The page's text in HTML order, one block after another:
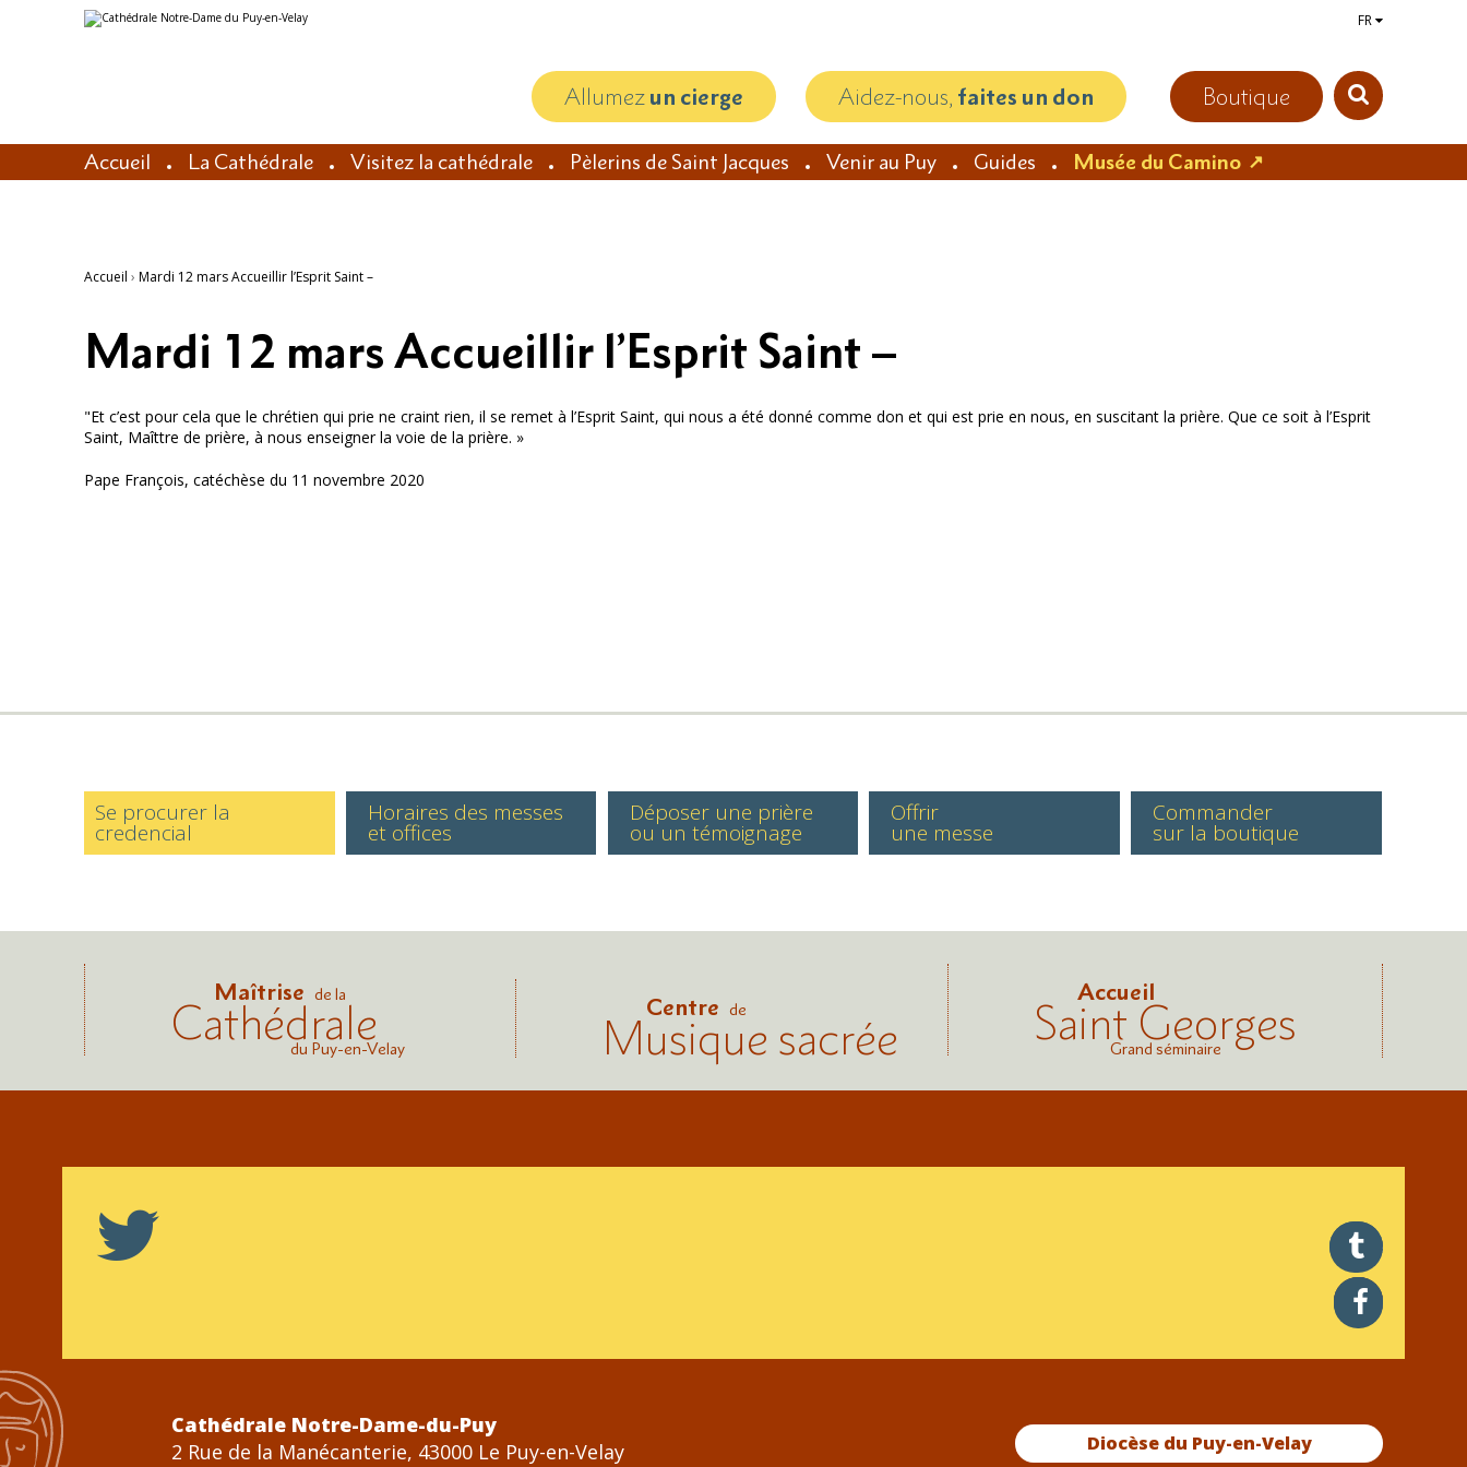
Aller
au
Outils
personnels
FR
Boutique
Allumezun cierge Aidez-nous, faites un don
Accueil La Cathédrale Visitez la cathédrale Pèlerins de Saint Jacques Venir au Puy Guides Musée du Camino
Accueil › Mardi 12 mars Accueillir l’Esprit Saint –
Mardi 12 mars Accueillir l’Esprit Saint –
"Et c’est pour cela que le chrétien qui prie ne craint rien, il se remet à l’Esprit Saint, qui nous a été donné comme don et qui est prie en nous, en suscitant la prière. Que ce soit à l’Esprit
Saint, Maîttre de prière, à nous enseigner la voie de la prière. »
Pape François, catéchèse du 11 novembre 2020
Se procurer la
credencial
Horaires des messes
et offices
Déposer une prière
ou un témoignage
Offrir
une messe
Commander
sur la boutique
Maîtrise de la
Cathédrale
du Puy-en-Velay
Centre de
Musique sacrée
Accueil
Saint Georges
Grand séminaire
twitter
facebook
Diocèse du Puy-en-Velay
Cathédrale Notre-Dame-du-Puy
2 Rue de la Manécanterie, 43000 Le Puy-en-Velay